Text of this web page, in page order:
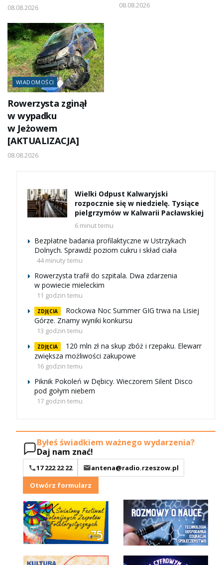
08.08.2026 08.08.2026
WIADOMOŚCI
Rowerzysta zginął
w wypadku
w Jeżowem
[AKTUALIZACJA]
08.08.2026
Wielki Odpust Kalwaryjski
rozpocznie się w niedzielę. Tysiące
pielgrzymów w Kalwarii Pacławskiej
6 minut temu
Bezpłatne badania profilaktyczne w Ustrzykach
Dolnych. Sprawdź poziom cukru i skład ciała
44 minuty temu
Rowerzysta trafił do szpitala. Dwa zdarzenia
w powiecie mieleckim
11 godzin temu
ZDJĘCIA
Rockowa Noc Summer GIG trwa na Lisiej
Górze. Znamy wyniki konkursu
13 godzin temu
ZDJĘCIA
120 mln zł na skup zbóż i rzepaku. Elewarr
zwiększa możliwości zakupowe
16 godzin temu
Piknik Pokoleń w Dębicy. Wieczorem Silent Disco
pod gołym niebem
17 godzin temu
Byłeś świadkiem ważnego wydarzenia?
Daj nam znać!
17 222 22 22
antena@radio.rzeszow.pl
Otwórz formularz